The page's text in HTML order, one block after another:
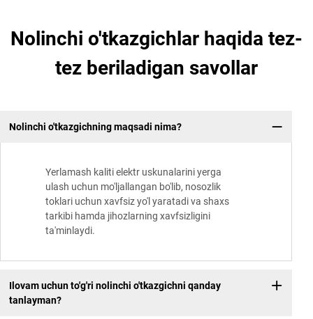
Nolinchi o'tkazgichlar haqida tez-
tez beriladigan savollar
Nolinchi o'tkazgichning maqsadi nima?
Yerlamash kaliti elektr uskunalarini yerga
ulash uchun mo'ljallangan bo'lib, nosozlik
toklari uchun xavfsiz yo'l yaratadi va shaxs
tarkibi hamda jihozlarning xavfsizligini
ta'minlaydi.
Ilovam uchun to'g'ri nolinchi o'tkazgichni qanday
tanlayman?